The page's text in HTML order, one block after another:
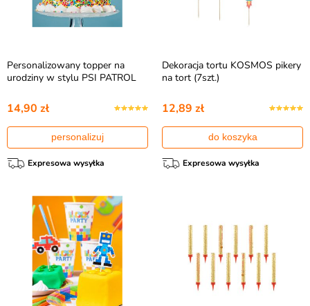
Personalizowany topper na
urodziny w stylu PSI PATROL
14,90 zł
personalizuj
Expresowa wysyłka
Dekoracja tortu KOSMOS pikery
na tort (7szt.)
12,89 zł
do koszyka
Expresowa wysyłka